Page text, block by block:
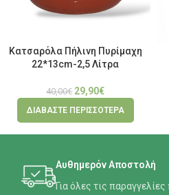
Κατσαρόλα Πήλινη Πυρίμαχη
22*13cm-2,5 Λίτρα
40,00€ 29,90€
ΔΙΑΒΆΣΤΕ ΠΕΡΙΣΣΌΤΕΡΑ
Αυθημερόν Αποστολή
Για όλες τις